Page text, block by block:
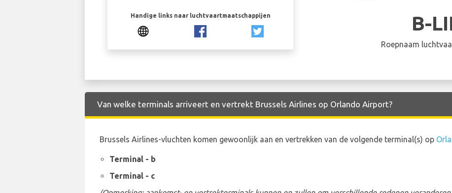
Handige links naar luchtvaartmaatschappijen B-
Roepnaam
Van welke terminals arriveert en vertrekt Brussels Airlines op Orlando Airport?
Brussels Airlines-vluchten komen gewoonlijk aan en vertrekken van de volgende terminal(s) op
Terminal - b
Terminal - c